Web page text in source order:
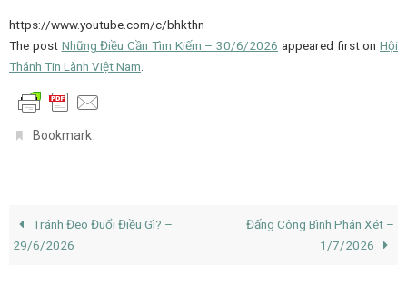
https://www.youtube.com/c/bhkthn
The post Những Điều Cần Tìm Kiếm – 30/6/2026 appeared first on Hội
Thánh Tin Lành Việt Nam
Bookmark.
Tránh Đeo Đuổi Điều Gì? –
29/6/2026
Đấng Công Bình Phán Xét –
1/7/2026